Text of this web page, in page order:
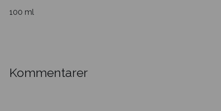
100 ml
Kommentarer